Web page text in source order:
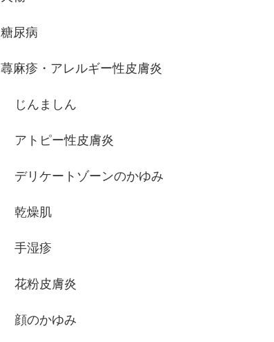
糖尿病
蕁麻疹・アレルギー性皮膚炎
じんましん
アトピー性皮膚炎
デリケートゾーンのかゆみ
乾燥肌
手湿疹
花粉皮膚炎
顔のかゆみ